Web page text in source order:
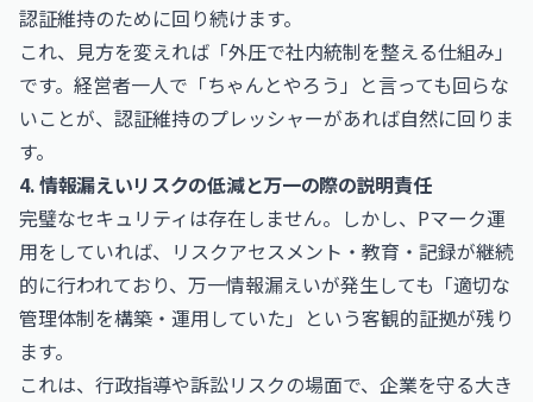
認証維持のために回り続けます。
これ、見方を変えれば「外圧で社内統制を整える仕組み」
です。経営者一人で「ちゃんとやろう」と言っても回らな
いことが、認証維持のプレッシャーがあれば自然に回りま
す。
4. 情報漏えいリスクの低減と万一の際の説明責任
完璧なセキュリティは存在しません。しかし、Pマーク運
用をしていれば、リスクアセスメント・教育・記録が継続
的に行われており、万一情報漏えいが発生しても「適切な
管理体制を構築・運用していた」という客観的証拠が残り
ます。
これは、行政指導や訴訟リスクの場面で、企業を守る大き